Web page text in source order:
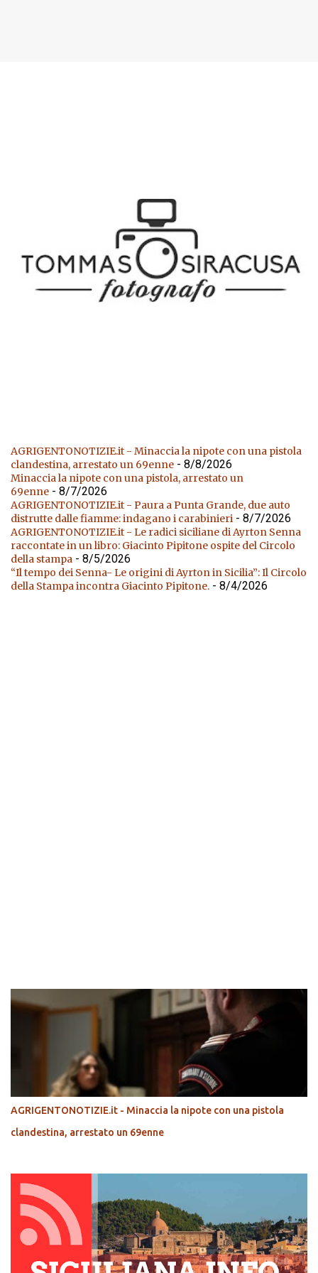
AGRIGENTONOTIZIE.it - Minaccia la nipote con una pistola
clandestina, arrestato un 69enne - 8/8/2026
Minaccia la nipote con una pistola, arrestato un
69enne - 8/7/2026
AGRIGENTONOTIZIE.it - Paura a Punta Grande, due auto
distrutte dalle fiamme: indagano i carabinieri - 8/7/2026
AGRIGENTONOTIZIE.it - Le radici siciliane di Ayrton Senna
raccontate in un libro: Giacinto Pipitone ospite del Circolo
della stampa - 8/5/2026
“Il tempo dei Senna- Le origini di Ayrton in Sicilia”: Il Circolo
della Stampa incontra Giacinto Pipitone. - 8/4/2026
AGRIGENTONOTIZIE.it - Minaccia la nipote con una pistola
clandestina, arrestato un 69enne